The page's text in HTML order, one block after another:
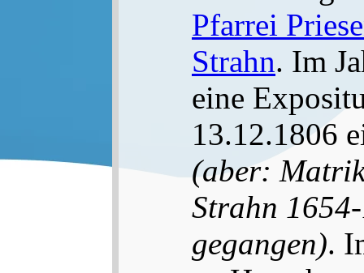
Pfarrei
Strahn. Im
eine
13.12.1806
(aber:
Strahn
gegangen).